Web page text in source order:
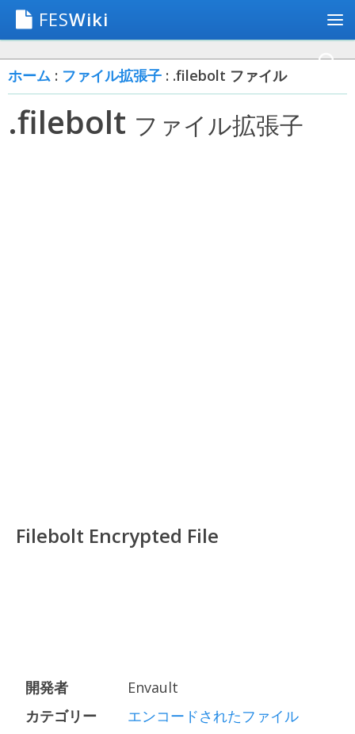
FESWiki
ホーム : ファイル拡張子 : .filebolt ファイル
.filebolt ファイル拡張子
Filebolt Encrypted File
開発者
Envault
カテゴリー
エンコードされたファイル